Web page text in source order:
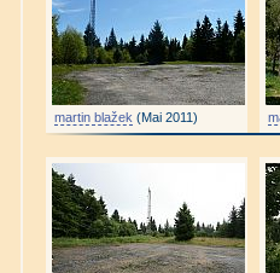
martin blažek (Mai 2011)